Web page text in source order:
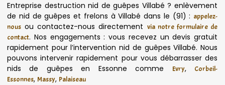
Entreprise destruction nid de guêpes Villabé ? enlèvement
de nid de guêpes et frelons à Villabé dans le (91) : appelez-
nous ou contactez-nous directement via notre formulaire de
contact. Nos engagements : vous recevez un devis gratuit
rapidement pour l’intervention nid de guêpes Villabé. Nous
pouvons intervenir rapidement pour vous débarrasser des
nids de guêpes en Essonne comme
Evry,
Corbeil-
Essonnes, Massy, Palaiseau